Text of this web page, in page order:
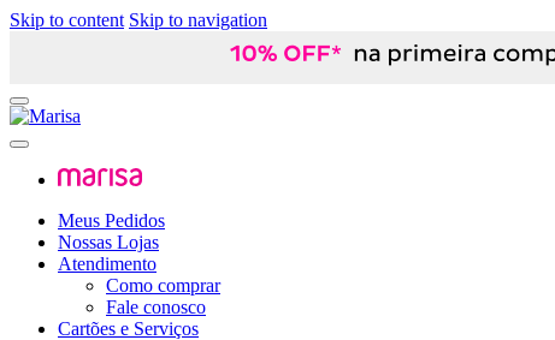
Skip to content Skip to navigation
Meus Pedidos
Nossas Lojas
Atendimento
Como comprar
Fale conosco
Cartões e Serviços